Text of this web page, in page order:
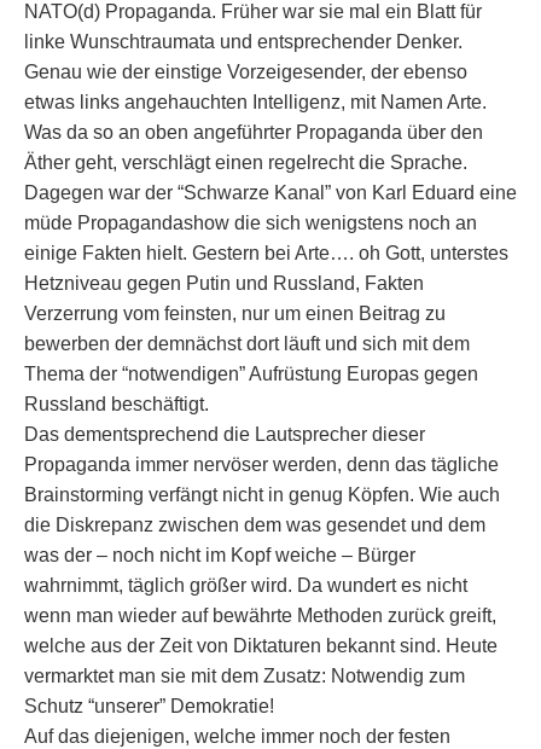
NATO(d) Propaganda. Früher war sie mal ein Blatt für
linke Wunschtraumata und entsprechender Denker.
Genau wie der einstige Vorzeigesender, der ebenso
etwas links angehauchten Intelligenz, mit Namen Arte.
Was da so an oben angeführter Propaganda über den
Äther geht, verschlägt einen regelrecht die Sprache.
Dagegen war der “Schwarze Kanal” von Karl Eduard eine
müde Propagandashow die sich wenigstens noch an
einige Fakten hielt. Gestern bei Arte…. oh Gott, unterstes
Hetzniveau gegen Putin und Russland, Fakten
Verzerrung vom feinsten, nur um einen Beitrag zu
bewerben der demnächst dort läuft und sich mit dem
Thema der “notwendigen” Aufrüstung Europas gegen
Russland beschäftigt.
Das dementsprechend die Lautsprecher dieser
Propaganda immer nervöser werden, denn das tägliche
Brainstorming verfängt nicht in genug Köpfen. Wie auch
die Diskrepanz zwischen dem was gesendet und dem
was der – noch nicht im Kopf weiche – Bürger
wahrnimmt, täglich größer wird. Da wundert es nicht
wenn man wieder auf bewährte Methoden zurück greift,
welche aus der Zeit von Diktaturen bekannt sind. Heute
vermarktet man sie mit dem Zusatz: Notwendig zum
Schutz “unserer” Demokratie!
Auf das diejenigen, welche immer noch der festen